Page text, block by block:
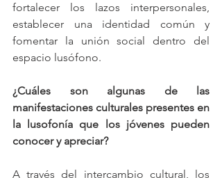
fortalecer los lazos interpersonales,
establecer una identidad común y
fomentar la unión social dentro del
espacio lusófono.
¿Cuáles son algunas de las
manifestaciones culturales presentes en
la lusofonía que los jóvenes pueden
conocer y apreciar?
A través del intercambio cultural, los